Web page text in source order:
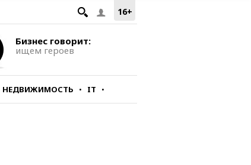
16+
Бизнес говорит:
ищем героев
НЕДВИЖИМОСТЬ IT